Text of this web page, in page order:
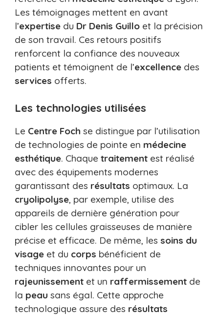
Les témoignages mettent en avant
l’expertise du Dr Denis Guillo et la précision
de son travail. Ces retours positifs
renforcent la confiance des nouveaux
patients et témoignent de l’excellence des
services offerts.
Les technologies utilisées
Le Centre Foch se distingue par l’utilisation
de technologies de pointe en médecine
esthétique. Chaque traitement est réalisé
avec des équipements modernes
garantissant des résultats optimaux. La
cryolipolyse, par exemple, utilise des
appareils de dernière génération pour
cibler les cellules graisseuses de manière
précise et efficace. De même, les soins du
visage et du corps bénéficient de
techniques innovantes pour un
rajeunissement et un raffermissement de
la peau sans égal. Cette approche
technologique assure des résultats